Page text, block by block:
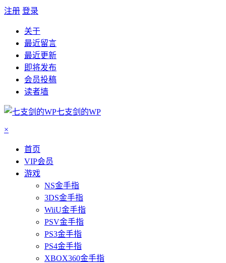
注册 登录
关于
最近留言
最近更新
即将发布
会员投稿
读者墙
七支剑的WP
×
首页
VIP会员
游戏
NS金手指
3DS金手指
WiiU金手指
PSV金手指
PS3金手指
PS4金手指
XBOX360金手指